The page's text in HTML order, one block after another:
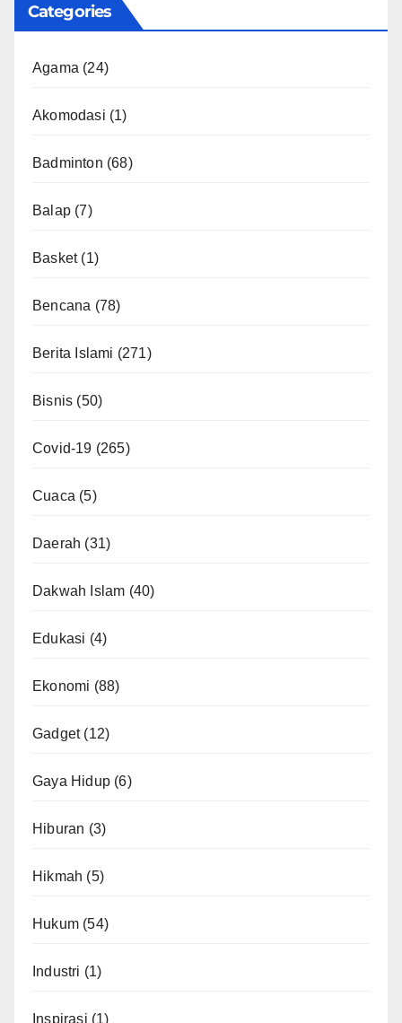
Categories
Agama (24)
Akomodasi (1)
Badminton (68)
Balap (7)
Basket(1)
Bencana (78)
Berita Islami (271)
Bisnis (50)
Covid-19 (265)
Cuaca (5)
Daerah (31)
Dakwah Islam (40)
Edukasi (4)
Ekonomi (88)
Gadget(12)
Gaya Hidup (6)
Hiburan (3)
Hikmah (5)
Hukum (54)
Industri (1)
Inspirasi (1)